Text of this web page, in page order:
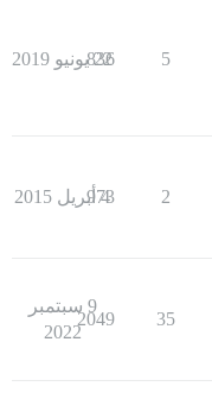
5
836
22 يونيو 2019
2
973
4 أبريل 2015
35
2049
9 سبتمبر
2022